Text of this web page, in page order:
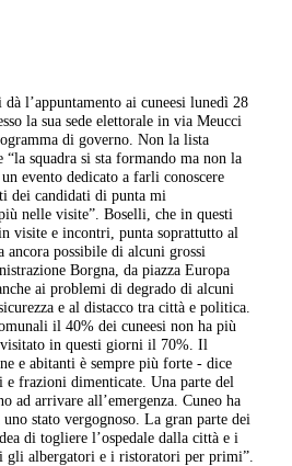
l’appuntamento ai cuneesi lunedì 28
la sua sede elettorale in via Meucci
di governo. Non la lista
“la squadra si sta formando ma non la
evento dedicato a farli conoscere
dei candidati di punta mi
nelle visite”. Boselli, che in questi
visite e incontri, punta soprattutto al
possibile di alcuni grossi
Borgna, da piazza Europa
ai problemi di degrado di alcuni
e al distacco tra città e politica.
il 40% dei cuneesi non ha più
in questi giorni il 70%. Il
e abitanti è sempre più forte - dice
frazioni dimenticate. Una parte del
ad arrivare all’emergenza. Cuneo ha
stato vergognoso. La gran parte dei
di togliere l’ospedale dalla città e i
albergatori e i ristoratori per primi”.